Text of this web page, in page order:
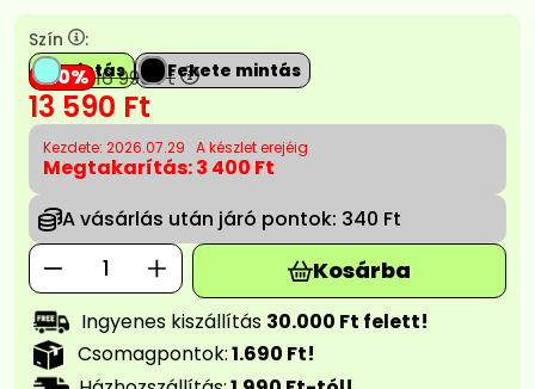
Szín
:
Mintás
Fekete mintás
20 16 990Ft
13 590 Ft
Kezdete: 2026.07.29 A készlet erejéig
Megtakarítás:3 400 Ft
A vásárlás után járó pontok: 340 Ft
Kosárba
Ingyenes kiszállítás 30.000 Ft felett!
Csomagpontok:1.690 Ft!